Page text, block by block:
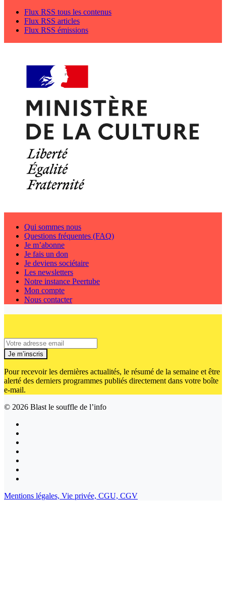
Flux RSS tous les contenus
Flux RSS articles
Flux RSS émissions
Qui sommes nous
Questions fréquentes (FAQ)
Je m’abonne
Je fais un don
Je deviens sociétaire
Les newsletters
Notre instance Peertube
Mon compte
Nous contacter
Je m’inscris
Pour recevoir les dernières actualités, le résumé de la semaine et être
alerté des derniers programmes publiés directement dans votre boîte
e-mail.
© 2026 Blast le souffle de l’info
Mentions légales, Vie privée, CGU, CGV